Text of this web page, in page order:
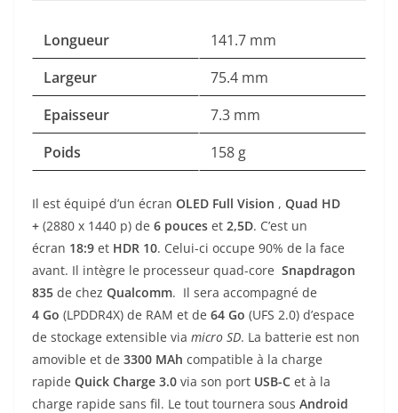
Longueur
141.7 mm
Largeur
75.4 mm
Epaisseur
7.3 mm
Poids
158 g
Il est équipé d’un écran OLED Full Vision , Quad HD
+ (2880 x 1440 p) de 6 pouces et 2,5D. C’est un
écran 18:9 et HDR 10. Celui-ci occupe 90% de la face
avant. Il intègre le processeur quad-core Snapdragon
835 de chez Qualcomm. Il sera accompagné de
4 Go (LPDDR4X) de RAM et de 64 Go (UFS 2.0) d’espace
de stockage extensible via micro SD. La batterie est non
amovible et de 3300 MAh compatible à la charge
rapide Quick Charge 3.0 via son port USB-C et à la
charge rapide sans fil. Le tout tournera sous Android